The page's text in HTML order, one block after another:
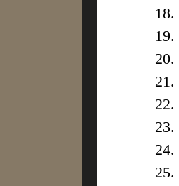
18.
19.
20.
21.
22.
23.
24.
25.